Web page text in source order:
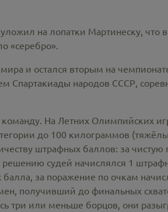
на лопатки Мартинеску, что
«серебро».
и остался вторым на
Спартакиады народов СССР,
На Летних Олимпийских
до 100 килограммов
штрафных баллов: за чистую
судей начислялся 1
за поражение по очкам
получивший до финальных
три или меньше борцов, они